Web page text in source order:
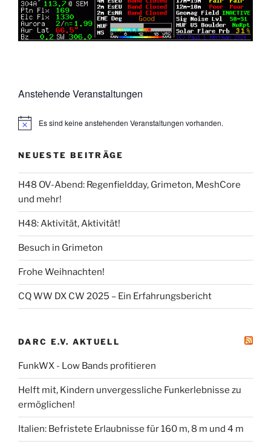
Anstehende Veranstaltungen
Es sind keine anstehenden Veranstaltungen vorhanden.
NEUESTE BEITRÄGE
H48 OV-Abend: Regenfieldday, Grimeton, MeshCore
und mehr!
H48: Aktivität, Aktivität!
Besuch in Grimeton
Frohe Weihnachten!
CQ WW DX CW 2025 – Ein Erfahrungsbericht
DARC E.V. AKTUELL
FunkWX - Low Bands profitieren
Helft mit, Kindern unvergessliche Funkerlebnisse zu
ermöglichen!
Italien: Befristete Erlaubnisse für 160 m, 8 m und 4 m